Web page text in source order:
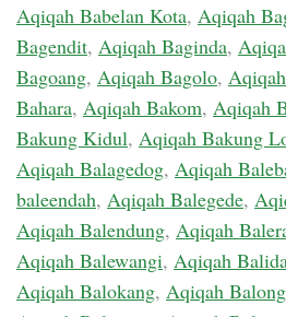
Aqiqah Babelan Kota, Aqiqah
Bagendit, Aqiqah Baginda,
Bagoang, Aqiqah Bagolo,
Bahara, Aqiqah Bakom, Aqiqah
Bakung Kidul, Aqiqah Bakung
Aqiqah Balagedog, Aqiqah
baleendah, Aqiqah Balegede,
Aqiqah Balendung, Aqiqah
Aqiqah Balewangi, Aqiqah
Aqiqah Balokang, Aqiqah Balong